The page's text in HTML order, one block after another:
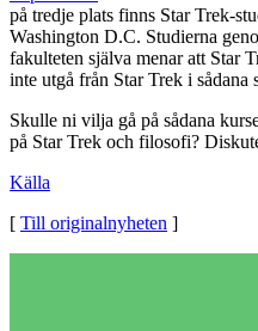
på tredje plats finns Star Trek-
Washington D.C. Studierna
fakulteten själva menar att Star
inte utgå från Star Trek i sådana
Skulle ni vilja gå på sådana
på Star Trek och filosofi?
Källa
[ Till originalnyheten ]